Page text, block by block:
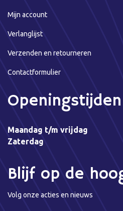
Mijn account
Verlanglijst
Verzenden en retourneren
Contactformulier
Openingstijden
Maandag t/m vrijdag
Zaterdag
Blijf op de
Volg onze acties en nieuws